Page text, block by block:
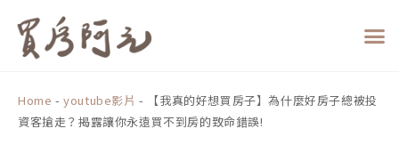
Home -youtube影片 -
【我真的好想買房子】為什麼好房子總被投
資客搶走？揭露讓你永遠買不到房的致命錯誤!